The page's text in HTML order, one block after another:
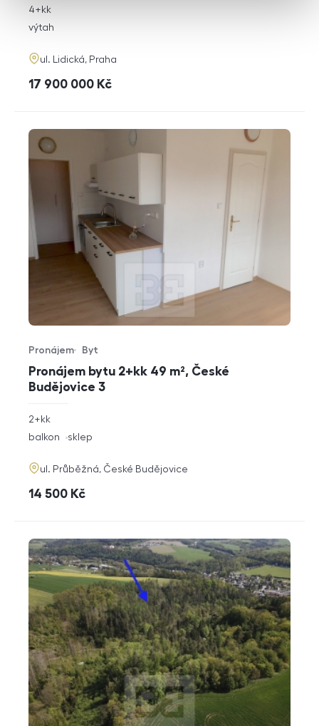
rozměry
dispozice
4+kk
funkce
výtah
adresa
ul. Lidická, Praha
cena
17 900 000 Kč
Pronájem bytu 2+kk 49 m², České
Budějovice 3
Typ nabídky
Pronájem
Typ nemovitosti
Byt
rozměry
dispozice
2+kk
funkce
balkon sklep
adresa
ul. Průběžná, České Budějovice
cena
14 500 Kč